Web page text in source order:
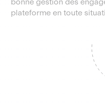
plateforme en toute